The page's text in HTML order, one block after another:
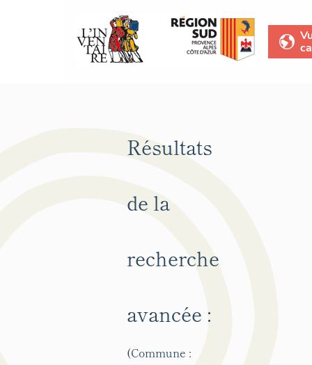
Résultats
de la
recherche
avancée :
(Commune :